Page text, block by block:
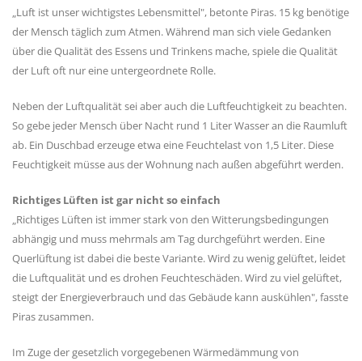
„Luft ist unser wichtigstes Lebensmittel", betonte Piras. 15 kg benötige
der Mensch täglich zum Atmen. Während man sich viele Gedanken
über die Qualität des Essens und Trinkens mache, spiele die Qualität
der Luft oft nur eine untergeordnete Rolle.
Neben der Luftqualität sei aber auch die Luftfeuchtigkeit zu beachten.
So gebe jeder Mensch über Nacht rund 1 Liter Wasser an die Raumluft
ab. Ein Duschbad erzeuge etwa eine Feuchtelast von 1,5 Liter. Diese
Feuchtigkeit müsse aus der Wohnung nach außen abgeführt werden.
Richtiges Lüften ist gar nicht so einfach
„Richtiges Lüften ist immer stark von den Witterungsbedingungen
abhängig und muss mehrmals am Tag durchgeführt werden. Eine
Querlüftung ist dabei die beste Variante. Wird zu wenig gelüftet, leidet
die Luftqualität und es drohen Feuchteschäden. Wird zu viel gelüftet,
steigt der Energieverbrauch und das Gebäude kann auskühlen", fasste
Piras zusammen.
Im Zuge der gesetzlich vorgegebenen Wärmedämmung von